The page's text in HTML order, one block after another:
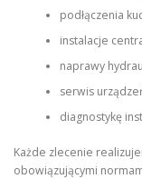
podłączenia
instalacje
naprawy
serwis
diagnostykę
Każde zlecenie
obowiązującymi